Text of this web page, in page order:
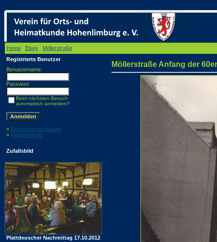
Home Elsey Möllerstraße
Registrierte Benutzer
Benutzername:
Passwort:
Beim nächsten Besuch
automatisch anmelden?
» Password vergessen
» Registrierung
Zufallsbild
Plattdeuscher Nachmittag 17.10.2012
Möllerstraße Anfang der